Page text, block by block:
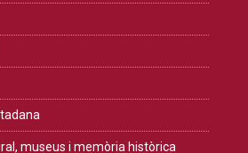
museus i memòria històrica